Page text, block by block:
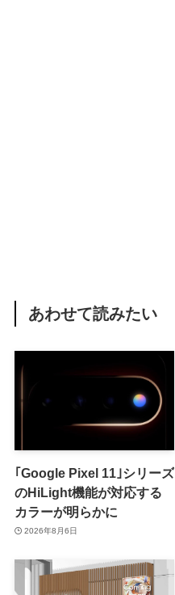
あわせて読みたい
｢Google Pixel 11｣シリーズ
のHiLight機能が対応する
カラーが明らかに
2026年8月6日